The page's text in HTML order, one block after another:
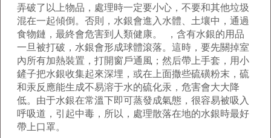
弄破了以上物品，處理時一定要小心，不要和其他垃圾
混在一起傾倒。否則，水銀會進入水體、土壤中，通過
食物鏈，最終會危害到人類健康。 ，含有水銀的用品
一旦被打破，水銀會形成球體滾落。這時，要先關掉室
內所有加熱裝置，打開窗戶通風；然后帶上手套，用小
鏟子把水銀收集起來深埋，或在上面撒些硫磺粉末，硫
和汞反應能生成不易溶于水的硫化汞，危害會大大降
低。由于水銀在常溫下即可蒸發成氣態，很容易被吸入
呼吸道，引起中毒，所以，處理散落在地的水銀時最好
帶上口罩。